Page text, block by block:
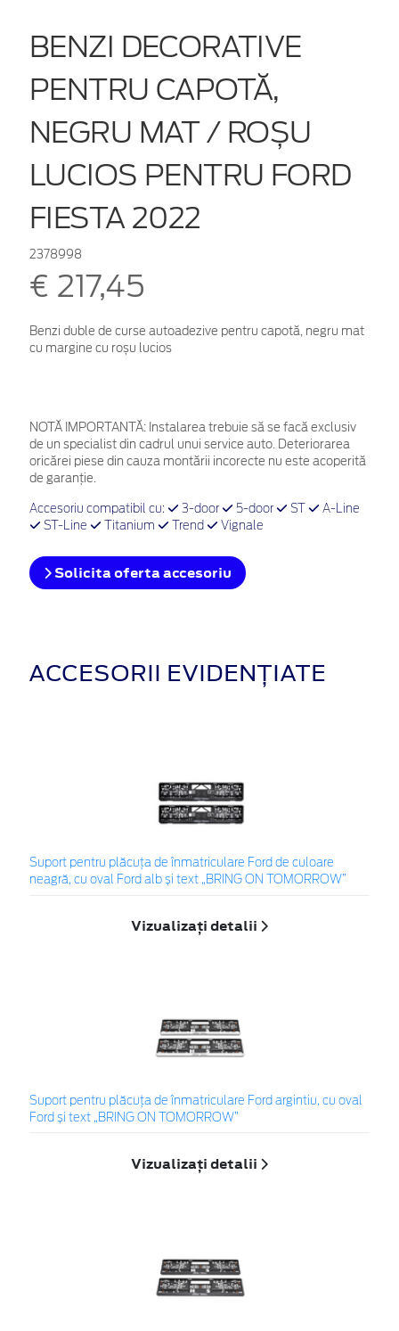
BENZI DECORATIVE
PENTRU CAPOTĂ,
NEGRU MAT / ROȘU
LUCIOS PENTRU FORD
FIESTA 2022
2378998
€ 217,45
Benzi duble de curse autoadezive pentru capotă, negru mat
cu margine cu roșu lucios
NOTĂ IMPORTANTĂ: Instalarea trebuie să se facă exclusiv
de un specialist din cadrul unui service auto. Deteriorarea
oricărei piese din cauza montării incorecte nu este acoperită
de garanţie.
Accesoriu compatibil cu: 3-door 5-door ST
A-Line
ST-Line
Titanium Trend Vignale
Solicita oferta accesoriu
ACCESORII EVIDENȚIATE
Suport pentru plăcuța de înmatriculare Ford de culoare
neagră, cu oval Ford alb și text „BRING ON TOMORROW”
Vizualizați detalii
Suport pentru plăcuța de înmatriculare Ford argintiu, cu oval
Ford și text „BRING ON TOMORROW”
Vizualizați detalii